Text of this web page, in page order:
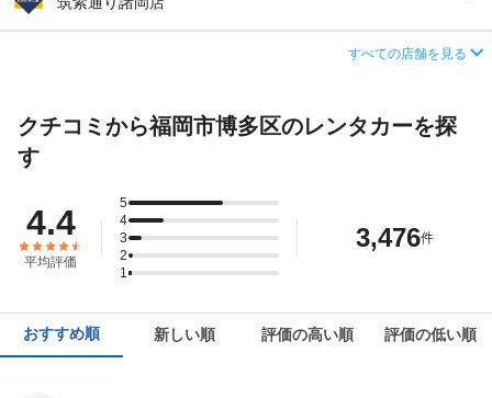
この店舗でレンタカーを探す
アクセス 福岡空港より徒歩で約5分（送迎なし）
住所 福岡市博多区諸岡２－１１－１９
店舗詳細
この店舗でレンタカーを探す
すべての店舗を見る
クチコミから福岡市博多区のレンタカーを探
す
4.4
平均評価
5
4
3
2
1
3,476件
おすすめ順 新しい順 評価の高い順 評価の低い順